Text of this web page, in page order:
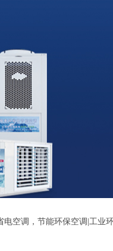
电空调，节能环保空调|工业